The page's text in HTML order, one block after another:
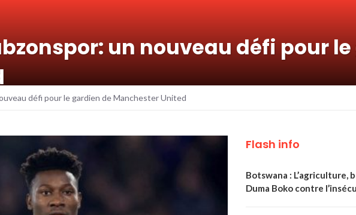
un nouveau défi pour
défi pour le gardien de Manchester United
Flash info
Botswana : L’agriculture,
Duma Boko contre